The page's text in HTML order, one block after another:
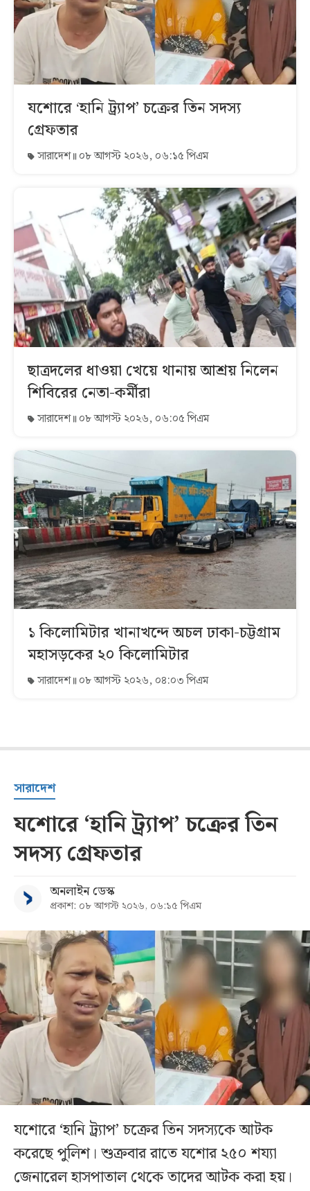
যশোরে ‘হানি ট্র্যাপ’ চক্রের তিন সদস্য
গ্রেফতার
সারাদেশ ০৮ আগস্ট ২০২৬, ০৬:১৫ পিএম
ছাত্রদলের ধাওয়া খেয়ে থানায় আশ্রয় নিলেন
শিবিরের নেতা-কর্মীরা
সারাদেশ ০৮ আগস্ট ২০২৬, ০৬:০৫ পিএম
১ কিলোমিটার খানাখন্দে অচল ঢাকা-চট্টগ্রাম
মহাসড়কের ২০ কিলোমিটার
সারাদেশ ০৮ আগস্ট ২০২৬, ০৪:০৩ পিএম
সারাদেশ
যশোরে ‘হানি ট্র্যাপ’ চক্রের তিন
সদস্য গ্রেফতার
অনলাইন ডেস্ক
প্রকাশ: ০৮ আগস্ট ২০২৬, ০৬:১৫ পিএম
যশোরে ‘হানি ট্র্যাপ’ চক্রের তিন সদস্যকে আটক
করেছে পুলিশ। শুক্রবার রাতে যশোর ২৫০ শয্যা
জেনারেল হাসপাতাল থেকে তাদের আটক করা হয়।